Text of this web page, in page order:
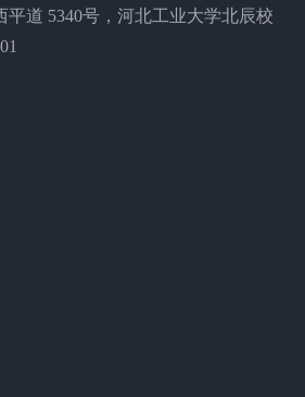
道 5340号，河北工业大学北辰校